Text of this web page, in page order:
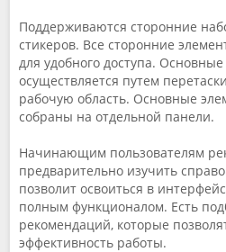
Поддерживаются сторонние
стикеров. Все сторонние
для удобного доступа.
осуществляется путем
рабочую область. Основные
собраны на отдельной панели.
Начинающим пользователям
предварительно изучить
позволит освоиться в
полным функционалом. Есть
рекомендаций, которые
эффективность работы.